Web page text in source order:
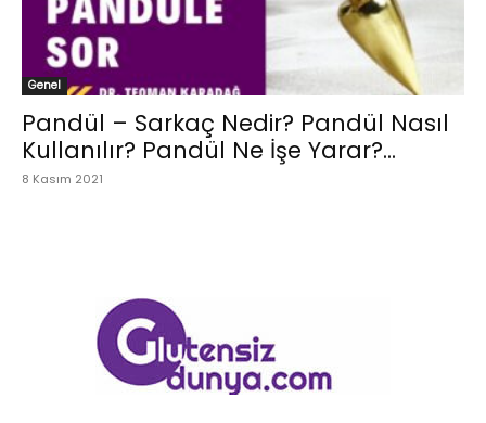
Genel
Pandül – Sarkaç Nedir? Pandül Nasıl
Kullanılır? Pandül Ne İşe Yarar?...
8 Kasım 2021